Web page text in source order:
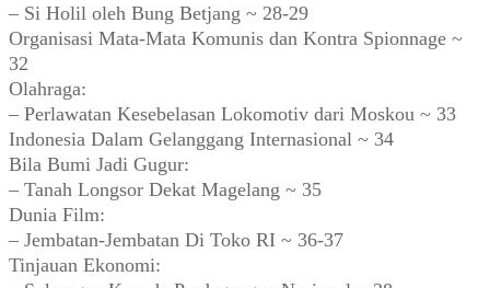
– Si Holil oleh Bung Betjang ~ 28-29
Organisasi Mata-Mata Komunis dan Kontra Spionnage ~
32
Olahraga:
– Perlawatan Kesebelasan Lokomotiv dari Moskou ~ 33
Indonesia Dalam Gelanggang Internasional ~ 34
Bila Bumi Jadi Gugur:
– Tanah Longsor Dekat Magelang ~ 35
Dunia Film:
– Jembatan-Jembatan Di Toko RI ~ 36-37
Tinjauan Ekonomi: